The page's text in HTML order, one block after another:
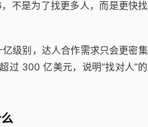
不是为了找更多人，而是更快
级别，达人合作需求只会更密
300 亿美元，说明“找对人”